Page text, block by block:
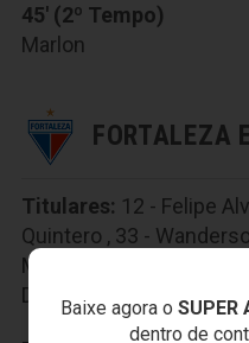
Baixe agora o SUPER
dentro de
45' (2º Tempo)
Marlon
FORTALEZA
Titulares: 12 - Felipe
Quintero , 33 -
Matheus Jussa , 8 - Luiz
David , 9 - Wellington